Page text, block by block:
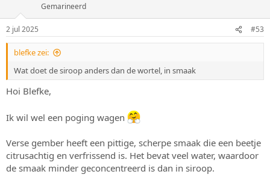
Gemarineerd
2 jul 2025 #53
blefke zei:
Wat doet de siroop anders dan de wortel, in smaak
Hoi Blefke,
Ik wil wel een poging wagen
Verse gember heeft een pittige, scherpe smaak die een beetje
citrusachtig en verfrissend is. Het bevat veel water, waardoor
de smaak minder geconcentreerd is dan in siroop.